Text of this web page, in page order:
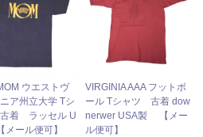
ウエストヴ
ア州立大学 Tシ
着 ラッセル U
メール便可】
VIRGINIA AAA フットボ
ール Tシャツ 古着 dow
nerwer USA製 【メー
ル便可】